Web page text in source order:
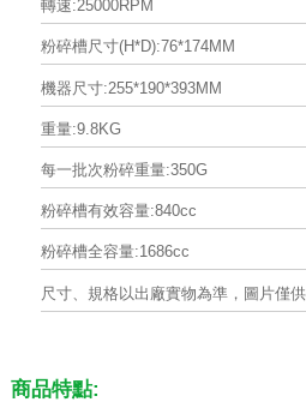
轉速:25000RPM
粉碎槽尺寸(H*D):76*174MM
機器尺寸:255*190*393MM
重量:9.8KG
每一批次粉碎重量:350G
粉碎槽有效容量:840cc
粉碎槽全容量:1686cc
尺寸、規格以出廠實物為準，圖片僅供
商品特點: